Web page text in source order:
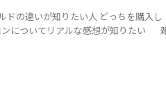
ドの違いが知りたい人 どっちを購入し
ンについてリアルな感想が知りたい